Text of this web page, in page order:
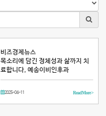
비즈경제뉴스
목소리에 담긴 정체성과 삶까지 치
료합니다, 예송이비인후과
2025-04-11 Read More >